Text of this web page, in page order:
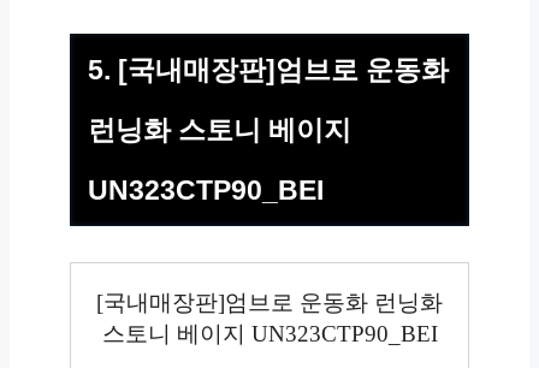
5. [국내매장판]엄브로 운동화
런닝화 스토니 베이지
UN323CTP90_BEI
[국내매장판]엄브로 운동화 런닝화
스토니 베이지 UN323CTP90_BEI